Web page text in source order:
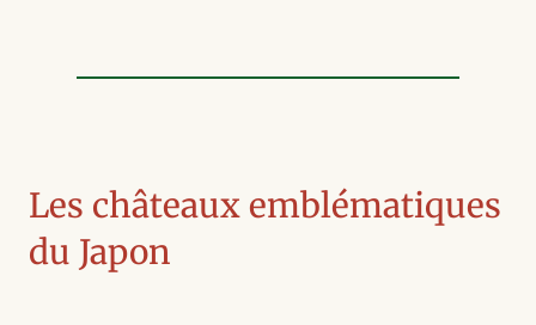
Les châteaux emblématiques
du Japon